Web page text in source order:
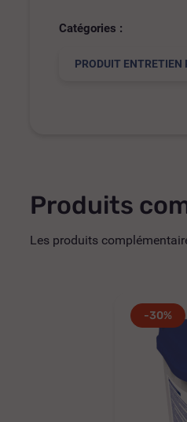
Catégories :
PRODUIT ENTRETIEN
Produits
Les produits
-30%